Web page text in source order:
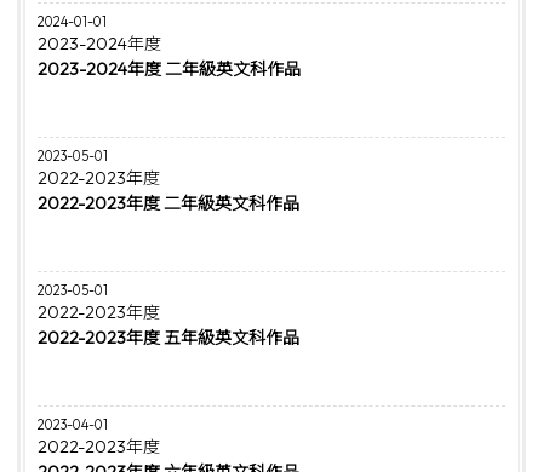
2024-01-01
2023-2024年度
2023-2024年度 二年級英文科作品
2023-05-01
2022-2023年度
2022-2023年度 二年級英文科作品
2023-05-01
2022-2023年度
2022-2023年度 五年級英文科作品
2023-04-01
2022-2023年度